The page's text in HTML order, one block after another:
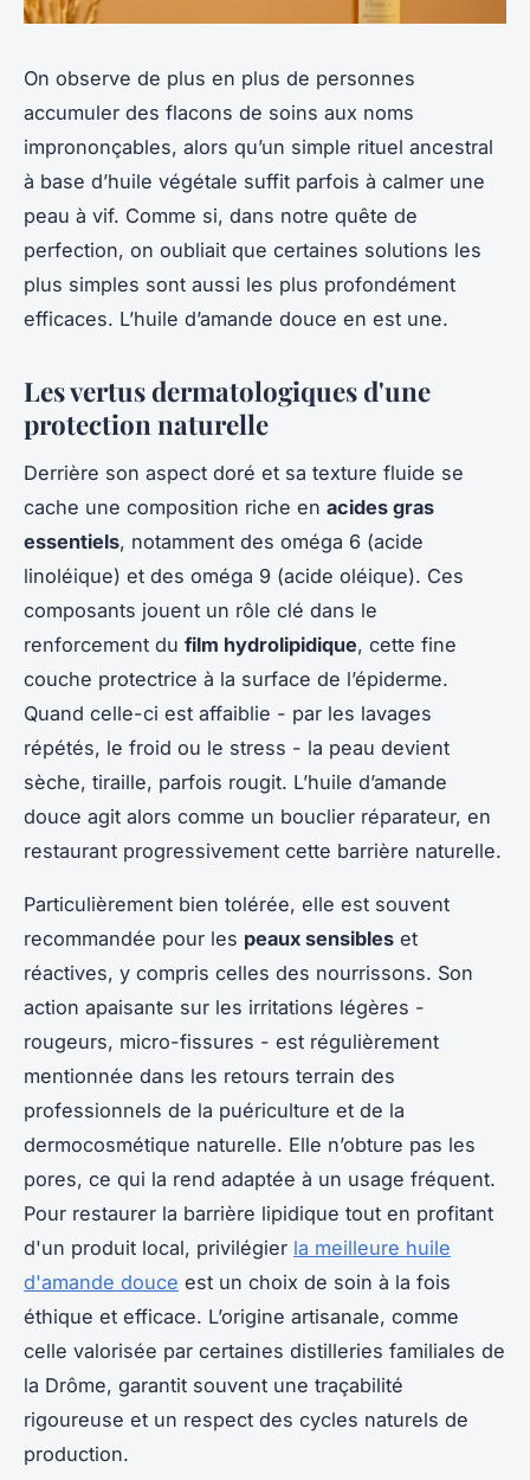
On observe de plus en plus de personnes
accumuler des flacons de soins aux noms
imprononçables, alors qu’un simple rituel ancestral
à base d’huile végétale suffit parfois à calmer une
peau à vif. Comme si, dans notre quête de
perfection, on oubliait que certaines solutions les
plus simples sont aussi les plus profondément
efficaces. L’huile d’amande douce en est une.
Les vertus dermatologiques d'une
protection naturelle
Derrière son aspect doré et sa texture fluide se
cache une composition riche en acides gras
essentiels, notamment des oméga 6 (acide
linoléique) et des oméga 9 (acide oléique). Ces
composants jouent un rôle clé dans le
renforcement du film hydrolipidique, cette fine
couche protectrice à la surface de l’épiderme.
Quand celle-ci est affaiblie - par les lavages
répétés, le froid ou le stress - la peau devient
sèche, tiraille, parfois rougit. L’huile d’amande
douce agit alors comme un bouclier réparateur, en
restaurant progressivement cette barrière naturelle.
Particulièrement bien tolérée, elle est souvent
recommandée pour les peaux sensibles et
réactives, y compris celles des nourrissons. Son
action apaisante sur les irritations légères -
rougeurs, micro-fissures - est régulièrement
mentionnée dans les retours terrain des
professionnels de la puériculture et de la
dermocosmétique naturelle. Elle n’obture pas les
pores, ce qui la rend adaptée à un usage fréquent.
Pour restaurer la barrière lipidique tout en profitant
d'un produit local, privilégier la meilleure huile
d'amande douce est un choix de soin à la fois
éthique et efficace. L’origine artisanale, comme
celle valorisée par certaines distilleries familiales de
la Drôme, garantit souvent une traçabilité
rigoureuse et un respect des cycles naturels de
production.